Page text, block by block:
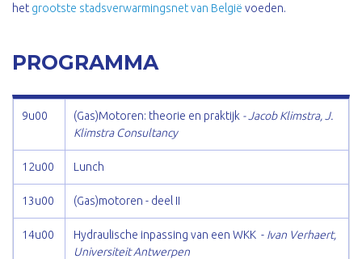
het grootste stadsverwarmingsnet van België voeden.
PROGRAMMA
9u00 (Gas)Motoren: theorie en praktijk - Jacob Klimstra, J.
Klimstra Consultancy
12u00 Lunch
13u00 (Gas)motoren - deel II
14u00 Hydraulische inpassing van een WKK - Ivan Verhaert,
Universiteit Antwerpen